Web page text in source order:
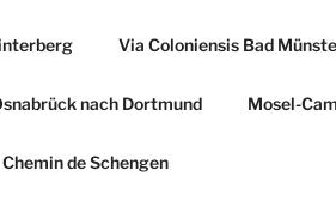
Via Coloniensis Bad
nach Dortmund Mosel-
Chemin de Schengen